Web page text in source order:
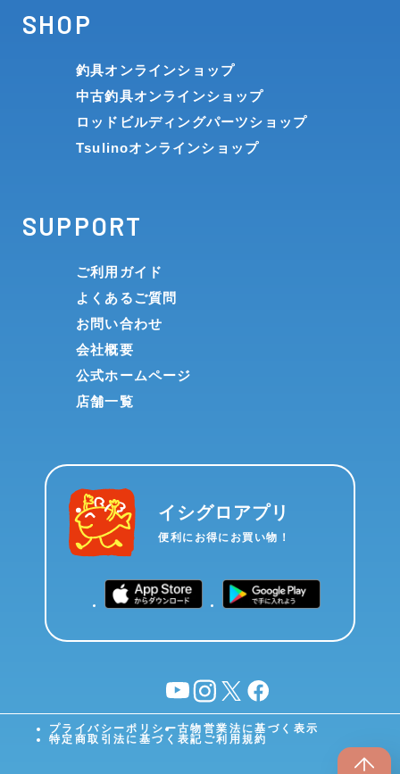
SHOP
釣具オンラインショップ
中古釣具オンラインショップ
ロッドビルディングパーツショップ
Tsulinoオンラインショップ
SUPPORT
ご利用ガイド
よくあるご質問
お問い合わせ
会社概要
公式ホームページ
店舗一覧
イシグロアプリ
便利にお得にお買い物！
YouTubeinstagram
X facebook
プライバシーポリシー古物営業法に基づく表示
特定商取引法に基づく表記 ご利用規約